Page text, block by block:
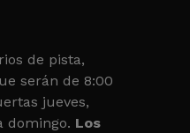
de pista,
serán de 8:00
jueves,
domingo. Los